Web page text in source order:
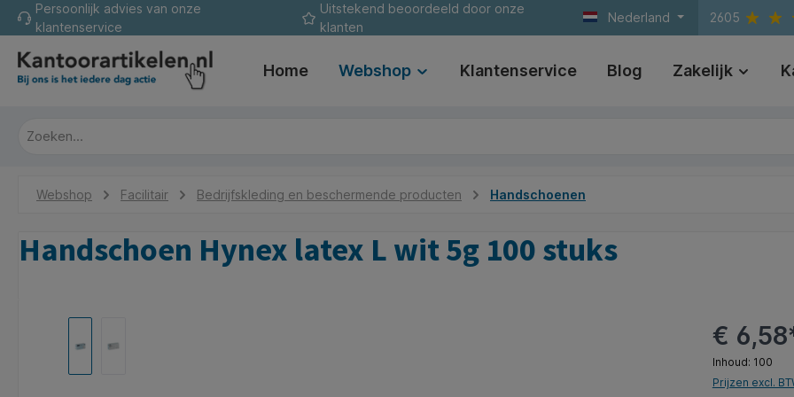
Ga naar de hoofdnavigatie
Persoonlijk advies van onze
klantenservice
Uitstekend beoordeeld door onze
klanten
Nederland 2605
Home Webshop Klantenservice Blog Zakelijk
Webshop Facilitair Bedrijfskleding en beschermende producten Handschoenen
Handschoen Hynex latex L wit 5g 100 stuks
€
Inhoud: 100
Prijzen excl.